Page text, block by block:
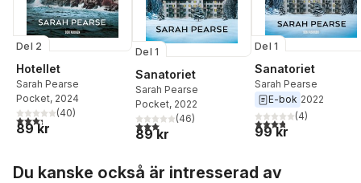
Del 2
Hotellet
Sarah Pearse
Pocket, 2024
3,3utav 5 stjärnor. Totalt antal röster:
(40)
89 kr
Del 1
Sanatoriet
Sarah Pearse
Pocket, 2022
3,0utav 5 stjärnor. Totalt antal röster:
(46)
89 kr
Del 1
Sanatoriet
Sarah Pearse
E-bok 2022
3,8utav 5 stjärnor.
(4)
99 kr
Du kanske också är intresserad av